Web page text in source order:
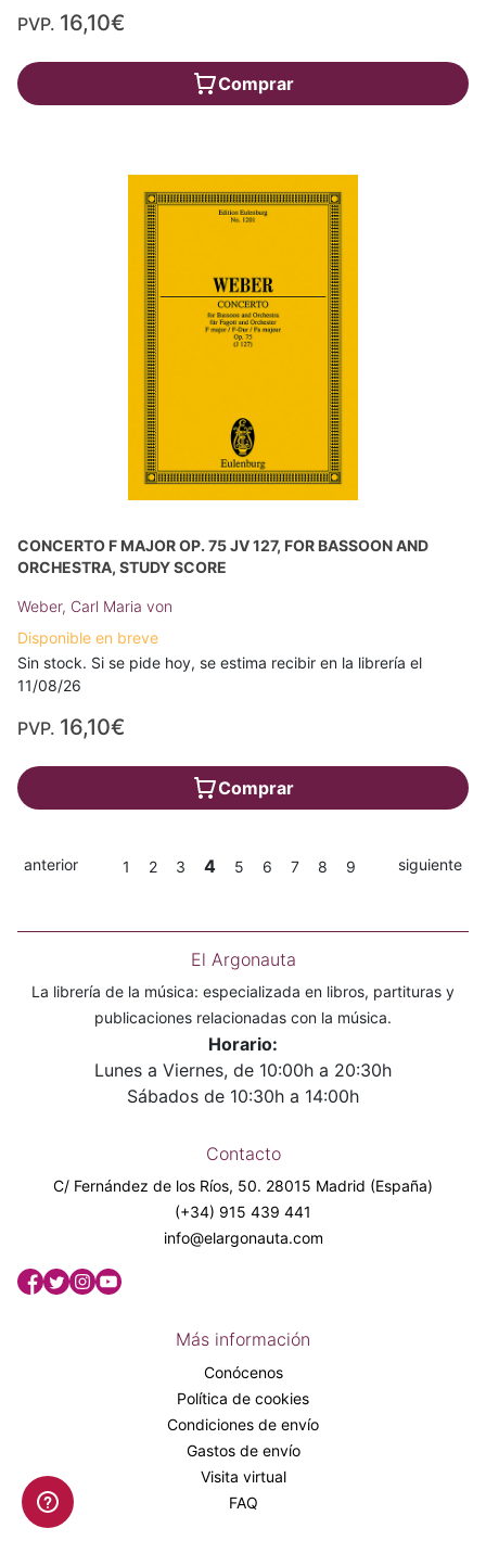
PVP. 16,10€
Comprar
CONCERTO F MAJOR OP. 75 JV 127, FOR BASSOON AND
ORCHESTRA, STUDY SCORE
Weber, Carl Maria von
Disponible en breve
Sin stock. Si se pide hoy, se estima recibir en la librería el
11/08/26
PVP. 16,10€
Comprar
anterior 1 2 3 4 5 6 7 8 9 siguiente
El Argonauta
La librería de la música: especializada en libros, partituras y
publicaciones relacionadas con la música.
Horario:
Lunes a Viernes, de 10:00h a 20:30h
Sábados de 10:30h a 14:00h
Contacto
C/ Fernández de los Ríos, 50. 28015 Madrid (España)
(+34) 915 439 441
info@elargonauta.com
Más información
Conócenos
Política de cookies
Condiciones de envío
Gastos de envío
Visita virtual
FAQ